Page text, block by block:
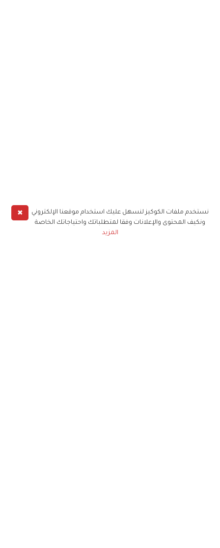
✖
نستخدم ملفات الكوكيز لنسهل عليك استخدام موقعنا الإلكتروني
ونكيف المحتوى والإعلانات وفقا لمتطلباتك واحتياجاتك الخاصة
المزيد